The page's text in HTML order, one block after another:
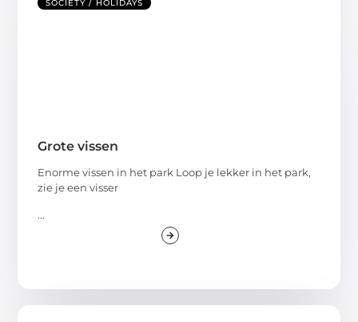
SOCIETY / HOLIDAYS
Grote vissen
Enorme vissen in het park Loop je lekker in het park,
zie je een visser
...